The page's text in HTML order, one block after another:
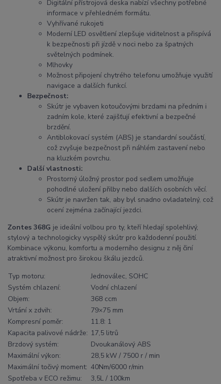
Digitální přístrojová deska nabízí všechny potřebné
informace v přehledném formátu.
Vyhřívané rukojeti
Moderní LED osvětlení zlepšuje viditelnost a přispívá
k bezpečnosti při jízdě v noci nebo za špatných
světelných podmínek.
Mlhovky
Možnost připojení chytrého telefonu umožňuje využití
navigace a dalších funkcí.
Bezpečnost:
Skútr je vybaven kotoučovými brzdami na předním i
zadním kole, které zajišťují efektivní a bezpečné
brzdění.
Antiblokovací systém (ABS) je standardní součástí,
což zvyšuje bezpečnost při náhlém zastavení nebo
na kluzkém povrchu.
Další vlastnosti:
Prostorný úložný prostor pod sedlem umožňuje
pohodlné uložení přilby nebo dalších osobních věcí.
Skútr je navržen tak, aby byl snadno ovladatelný, což
ocení zejména začínající jezdci.
Zontes 368G je ideální volbou pro ty, kteří hledají spolehlivý,
stylový a technologicky vyspělý skútr pro každodenní použití.
Kombinace výkonu, komfortu a moderního designu z něj činí
atraktivní možnost pro širokou škálu jezdců.
Typ motoru:
Jednoválec, SOHC
Systém chlazení:
Vodní chlazení
Objem:
368 ccm
Vrtání x zdvih:
79×75 mm
Kompresní poměr:
11.8: 1
Kapacita palivové nádrže: 17,5 litrů
Brzdový systém:
Dvoukanálový ABS
Maximální výkon:
28,5 kW / 7500 r / min
Maximální točivý moment: 40Nm/6000 r/min
Spotřeba v ECO režimu:
3,5L / 100km